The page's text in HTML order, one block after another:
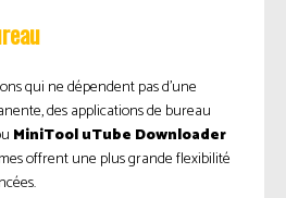
qui ne dépendent pas d’une
des applications de bureau
MiniTool uTube Downloader
offrent une plus grande flexibilité